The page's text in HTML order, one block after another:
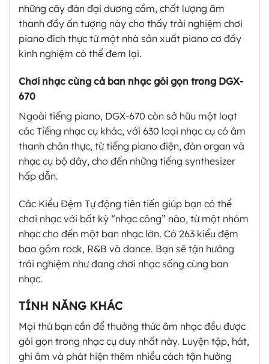
những cây đàn đại dương cầm, chất lượng âm
thanh đầy ấn tượng này cho thấy trải nghiệm chơi
piano đích thực từ một nhà sản xuất piano cơ đầy
kinh nghiệm có thể đem lại.
Chơi nhạc cùng cả ban nhạc gói gọn trong DGX-
670
Ngoài tiếng piano, DGX-670 còn sở hữu một loạt
các Tiếng nhạc cụ khác, với 630 loại nhạc cụ có âm
thanh chân thực, từ tiếng piano điện, đàn organ và
nhạc cụ bộ dây, cho đến những tiếng synthesizer
hấp dẫn.
Các Kiểu Đệm Tự động tiên tiến giúp bạn có thể
chơi nhạc với bất kỳ “nhạc công” nào, từ một nhóm
nhạc cho đến một ban nhạc lớn. Có 263 kiểu đệm
bao gồm rock, R&B và dance. Bạn sẽ tận hưởng
trải nghiệm như đang chơi nhạc sống cùng ban
nhạc.
TÍNH NĂNG KHÁC
Mọi thứ bạn cần để thưởng thức âm nhạc đều được
gói gọn trong nhạc cụ duy nhất này. Luyện tập, hát,
ghi âm và phát hiện thêm nhiều cách tận hưởng